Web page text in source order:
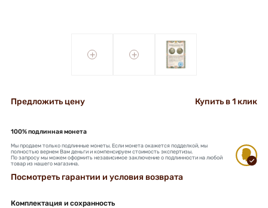
+ +
Предложить цену Купить в 1 клик
100% подлинная монета
Мы продаем только подлинные монеты. Если монета окажется подделкой, мы
полностью вернем Вам деньги и компенсируем стоимость экспертизы.
По запросу мы можем оформить независимое заключение о подлинности на любой
товар из нашего магазина.
Посмотреть гарантии и условия возврата
Комплектация и сохранность